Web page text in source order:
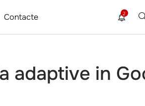
Contacte 2
adaptive in